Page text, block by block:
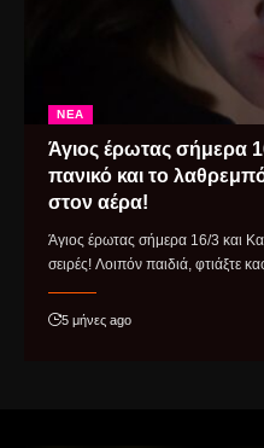
ΝΈΑ
Άγιος έρωτας σήμερα
πανικό και το
στον αέρα!
Άγιος έρωτας σήμερα 16/3 και
σειρές! Λοιπόν παιδιά, φτιάξτε
5 μήνες ago